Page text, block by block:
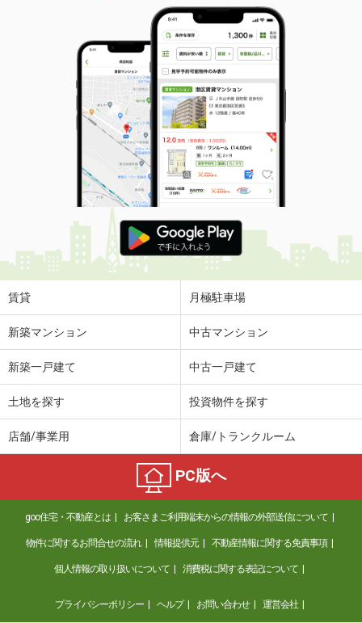
賃貸 月極駐車場
新築マンション 中古マンション
新築一戸建て 中古一戸建て
土地を探す 投資物件を探す
店舗/事業用 倉庫/トランクルーム
PC版へ
goo住宅・不動産とは お客さまご利用端末からの情報の外部送信について
物件に関するお問合せの流れ 情報提供元 不動産情報に関する免責事項
個人情報の取り扱いについて 消費税に関する表記について
プライバシーポリシー ヘルプ お問い合わせ 運営会社